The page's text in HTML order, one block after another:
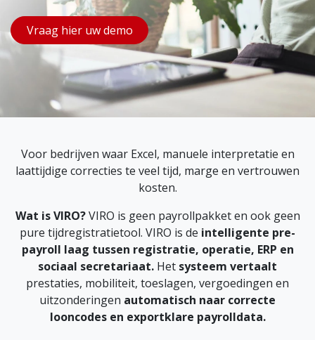
Vraag hier uw demo
Voor bedrijven waar Excel, manuele interpretatie en
laattijdige correcties te veel tijd, marge en vertrouwen
kosten.
Wat is VIRO?VIRO is geen payrollpakket en ook geen
pure tijdregistratietool. VIRO is de intelligente pre-
payroll laag tussen registratie, operatie, ERP en
sociaal secretariaat. Het systeem vertaalt
prestaties, mobiliteit, toeslagen, vergoedingen en
uitzonderingen automatisch naar correcte
looncodes en exportklare payrolldata.